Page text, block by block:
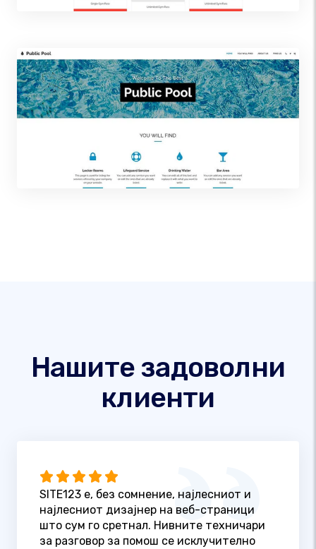
Нашите задоволни
клиенти
SITE123 е, без сомнение, најлесниот и
најлесниот дизајнер на веб-страници
што сум го сретнал. Нивните техничари
за разговор за помош се исклучително